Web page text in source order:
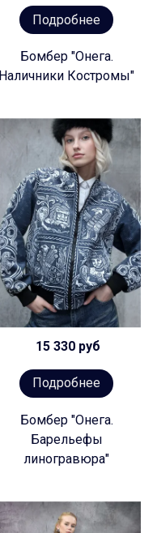
Подробнее
Бомбер "Онега.
Наличники Костромы"
15 330 руб
Подробнее
Бомбер "Онега.
Барельефы
линогравюра"